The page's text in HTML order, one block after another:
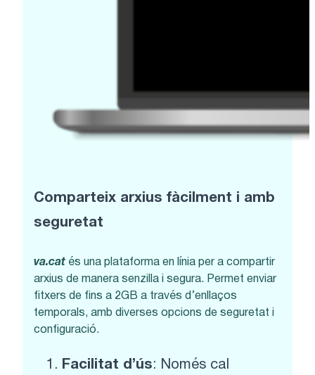
Comparteix arxius fàcilment i amb
seguretat
va.cat és una plataforma en línia per a compartir
arxius de manera senzilla i segura. Permet enviar
fitxers de fins a 2GB a través d’enllaços
temporals, amb diverses opcions de seguretat i
configuració.
Facilitat d’ús: Només cal